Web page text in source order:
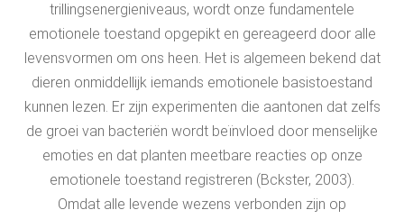
trillingsenergieniveaus, wordt onze fundamentele
emotionele toestand opgepikt en gereageerd door alle
levensvormen om ons heen. Het is algemeen bekend dat
dieren onmiddellijk iemands emotionele basistoestand
kunnen lezen. Er zijn experimenten die aantonen dat zelfs
de groei van bacteriën wordt beïnvloed door menselijke
emoties en dat planten meetbare reacties op onze
emotionele toestand registreren (Bckster, 2003).
Omdat alle levende wezens verbonden zijn op